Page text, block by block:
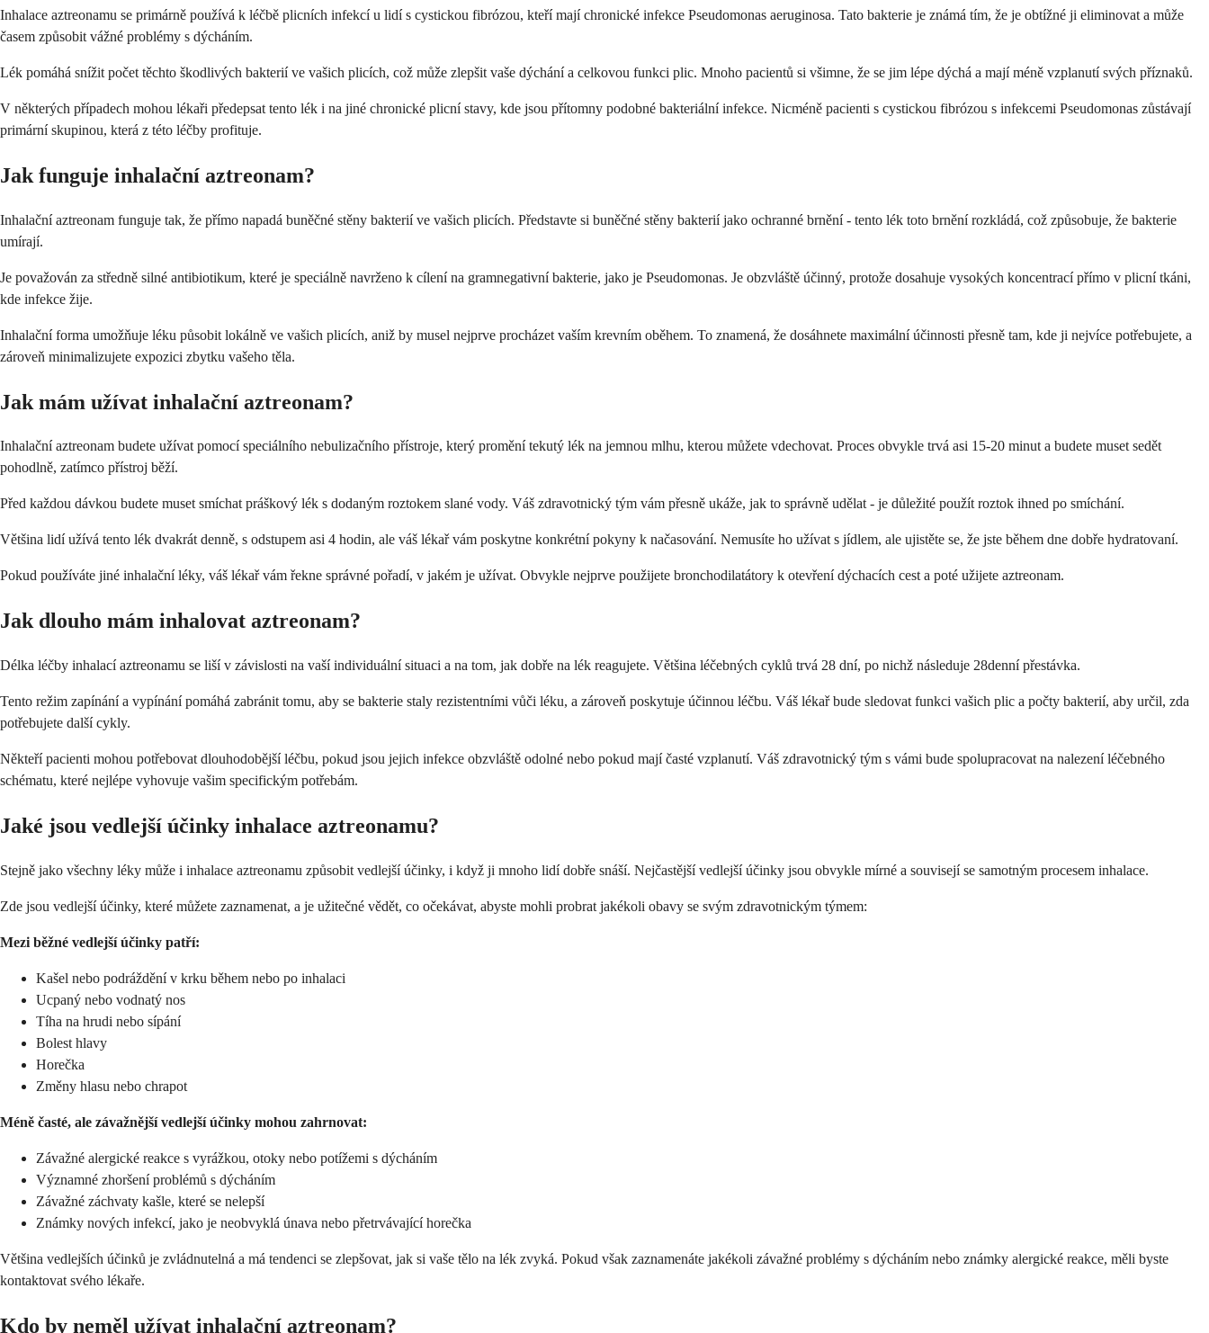
Inhalace aztreonamu se primárně používá k léčbě plicních infekcí u lidí s cystickou fibrózou, kteří mají chronické infekce Pseudomonas aeruginosa. Tato bakterie je známá tím, že je obtížné ji eliminovat a může
časem způsobit vážné problémy s dýcháním.
Lék pomáhá snížit počet těchto škodlivých bakterií ve vašich plicích, což může zlepšit vaše dýchání a celkovou funkci plic. Mnoho pacientů si všimne, že se jim lépe dýchá a mají méně vzplanutí svých příznaků.
V některých případech mohou lékaři předepsat tento lék i na jiné chronické plicní stavy, kde jsou přítomny podobné bakteriální infekce. Nicméně pacienti s cystickou fibrózou s infekcemi Pseudomonas zůstávají
primární skupinou, která z této léčby profituje.
Jak funguje inhalační aztreonam?
Inhalační aztreonam funguje tak, že přímo napadá buněčné stěny bakterií ve vašich plicích. Představte si buněčné stěny bakterií jako ochranné brnění - tento lék toto brnění rozkládá, což způsobuje, že bakterie
umírají.
Je považován za středně silné antibiotikum, které je speciálně navrženo k cílení na gramnegativní bakterie, jako je Pseudomonas. Je obzvláště účinný, protože dosahuje vysokých koncentrací přímo v plicní tkáni,
kde infekce žije.
Inhalační forma umožňuje léku působit lokálně ve vašich plicích, aniž by musel nejprve procházet vaším krevním oběhem. To znamená, že dosáhnete maximální účinnosti přesně tam, kde ji nejvíce potřebujete, a
zároveň minimalizujete expozici zbytku vašeho těla.
Jak mám užívat inhalační aztreonam?
Inhalační aztreonam budete užívat pomocí speciálního nebulizačního přístroje, který promění tekutý lék na jemnou mlhu, kterou můžete vdechovat. Proces obvykle trvá asi 15-20 minut a budete muset sedět
pohodlně, zatímco přístroj běží.
Před každou dávkou budete muset smíchat práškový lék s dodaným roztokem slané vody. Váš zdravotnický tým vám přesně ukáže, jak to správně udělat - je důležité použít roztok ihned po smíchání.
Většina lidí užívá tento lék dvakrát denně, s odstupem asi 4 hodin, ale váš lékař vám poskytne konkrétní pokyny k načasování. Nemusíte ho užívat s jídlem, ale ujistěte se, že jste během dne dobře hydratovaní.
Pokud používáte jiné inhalační léky, váš lékař vám řekne správné pořadí, v jakém je užívat. Obvykle nejprve použijete bronchodilatátory k otevření dýchacích cest a poté užijete aztreonam.
Jak dlouho mám inhalovat aztreonam?
Délka léčby inhalací aztreonamu se liší v závislosti na vaší individuální situaci a na tom, jak dobře na lék reagujete. Většina léčebných cyklů trvá 28 dní, po nichž následuje 28denní přestávka.
Tento režim zapínání a vypínání pomáhá zabránit tomu, aby se bakterie staly rezistentními vůči léku, a zároveň poskytuje účinnou léčbu. Váš lékař bude sledovat funkci vašich plic a počty bakterií, aby určil, zda
potřebujete další cykly.
Někteří pacienti mohou potřebovat dlouhodobější léčbu, pokud jsou jejich infekce obzvláště odolné nebo pokud mají časté vzplanutí. Váš zdravotnický tým s vámi bude spolupracovat na nalezení léčebného
schématu, které nejlépe vyhovuje vašim specifickým potřebám.
Jaké jsou vedlejší účinky inhalace aztreonamu?
Stejně jako všechny léky může i inhalace aztreonamu způsobit vedlejší účinky, i když ji mnoho lidí dobře snáší. Nejčastější vedlejší účinky jsou obvykle mírné a souvisejí se samotným procesem inhalace.
Zde jsou vedlejší účinky, které můžete zaznamenat, a je užitečné vědět, co očekávat, abyste mohli probrat jakékoli obavy se svým zdravotnickým týmem:
Mezi běžné vedlejší účinky patří:
Kašel nebo podráždění v krku během nebo po inhalaci
Ucpaný nebo vodnatý nos
Tíha na hrudi nebo sípání
Bolest hlavy
Horečka
Změny hlasu nebo chrapot
Méně časté, ale závažnější vedlejší účinky mohou zahrnovat:
Závažné alergické reakce s vyrážkou, otoky nebo potížemi s dýcháním
Významné zhoršení problémů s dýcháním
Závažné záchvaty kašle, které se nelepší
Známky nových infekcí, jako je neobvyklá únava nebo přetrvávající horečka
Většina vedlejších účinků je zvládnutelná a má tendenci se zlepšovat, jak si vaše tělo na lék zvyká. Pokud však zaznamenáte jakékoli závažné problémy s dýcháním nebo známky alergické reakce, měli byste
kontaktovat svého lékaře.
Kdo by neměl užívat inhalační aztreonam?